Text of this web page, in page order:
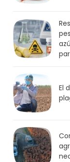
El